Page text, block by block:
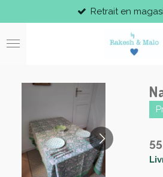
au
contenu
Retrait en